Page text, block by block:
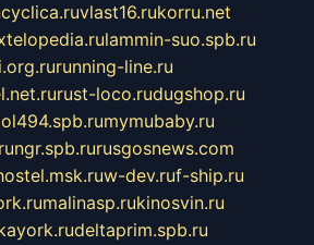
vlast16.rukorru.net
lammin-suo.spb.ru
running-line.ru
rust-loco.rudugshop.ru
mymubaby.ru
ngr.spb.rurusgosnews.com
w-dev.ruf-ship.ru
malinasp.rukinosvin.ru
deltaprim.spb.ru